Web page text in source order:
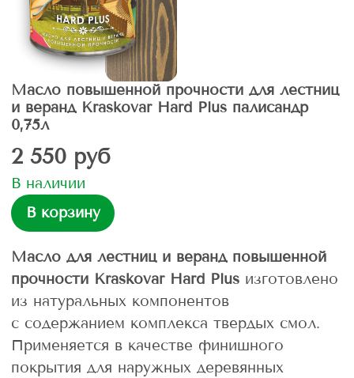
Масло повышенной прочности для лестниц
и веранд Kraskovar Hard Plus палисандр
0,75л
2 550 руб
В наличии
В корзину
Масло для лестниц и веранд повышенной
прочности Kraskovar Hard Plus изготовлено
из натуральных компонентов
с содержанием комплекса твердых смол.
Применяется в качестве финишного
покрытия для наружных деревянных